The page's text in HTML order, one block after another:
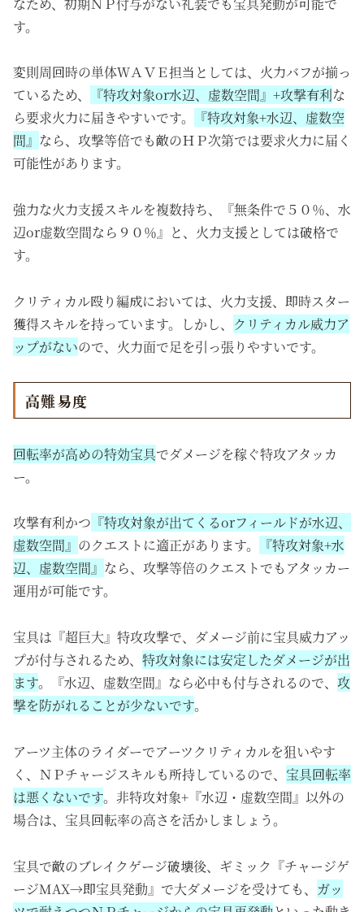
す。
変則周回時の単体ＷＡＶＥ担当としては、火力バフが揃っ
ているため、
『特攻対象or水辺、虚数空間』+攻撃有利な
ら要求火力に届きやすいです。
『特攻対象+水辺、虚数空
間』 なら、攻撃等倍でも敵のＨＰ次第では要求火力に届く
可能性があります。
強力な火力支援スキルを複数持ち、『無条件で５０％、水
辺or虚数空間なら９０％』と、火力支援としては破格で
す。
クリティカル殴り編成においては、火力支援、即時スター
獲得スキルを持っています。しかし、 クリティカル威力ア
ップがないので、火力面で足を引っ張りやすいです。
高難易度
回転率が高めの特効宝具でダメージを稼ぐ特攻アタッカ
ー。
攻撃有利かつ 『特攻対象が出てくるorフィールドが水辺、
虚数空間』 のクエストに適正があります。
『特攻対象+水
辺、虚数空間』 なら、攻撃等倍のクエストでもアタッカー
運用が可能です。
宝具は 『超巨大』特攻攻撃で、 ダメージ前に宝具威力アッ
プが付与されるため、 特攻対象には安定したダメージが出
ます。『水辺、虚数空間』なら必中も付与されるので、 攻
撃を防がれることが少ないです。
アーツ主体のライダーでアーツクリティカルを狙いやす
く、ＮＰチャージスキルも所持しているので、 宝具回転率
は悪くないです。非特攻対象+『水辺・虚数空間』以外の
場合は、宝具回転率の高さを活かしましょう。
宝具で敵のブレイクゲージ破壊後、ギミック『チャージゲ
ージMAX→即宝具発動』で大ダメージを受けても、 ガッ